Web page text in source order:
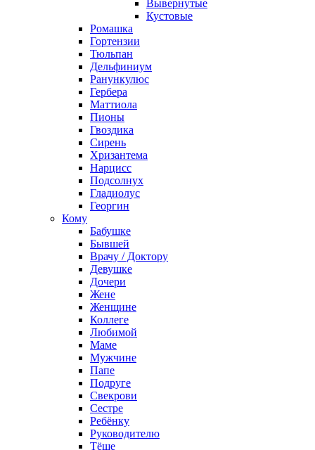
Вывернутые
Кустовые
Ромашка
Гортензии
Тюльпан
Дельфиниум
Ранункулюс
Гербера
Маттиола
Пионы
Гвоздика
Сирень
Хризантема
Нарцисс
Подсолнух
Гладиолус
Георгин
Кому
Бабушке
Бывшей
Врачу / Доктору
Девушке
Дочери
Жене
Женщине
Коллеге
Любимой
Маме
Мужчине
Папе
Подруге
Свекрови
Сестре
Ребёнку
Руководителю
Тёще